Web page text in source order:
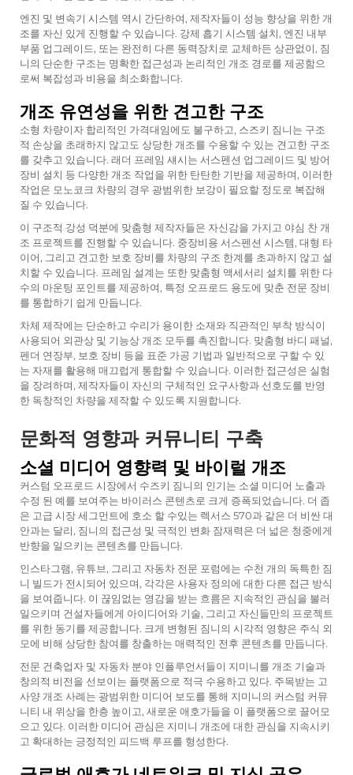
엔진 및 변속기 시스템 역시 간단하여, 제작자들이 성능 향상을 위한 개
조를 자신 있게 진행할 수 있습니다. 강제 흡기 시스템 설치, 엔진 내부
부품 업그레이드, 또는 완전히 다른 동력장치로 교체하든 상관없이, 짐
니의 단순한 구조는 명확한 접근성과 논리적인 개조 경로를 제공함으
로써 복잡성과 비용을 최소화합니다.
개조 유연성을 위한 견고한 구조
소형 차량이자 합리적인 가격대임에도 불구하고, 스즈키 짐니는 구조
적 손상을 초래하지 않고도 상당한 개조를 수용할 수 있는 견고한 구조
를 갖추고 있습니다. 래더 프레임 섀시는 서스펜션 업그레이드 및 방어
장비 설치 등 다양한 개조 작업을 위한 탄탄한 기반을 제공하며, 이러한
작업은 모노코크 차량의 경우 광범위한 보강이 필요할 정도로 복잡해
질 수 있습니다.
이 구조적 강성 덕분에 맞춤형 제작자들은 자신감을 가지고 야심 찬 개
조 프로젝트를 진행할 수 있습니다. 중장비용 서스펜션 시스템, 대형 타
이어, 그리고 견고한 보호 장비를 차량의 구조 한계를 초과하지 않고 설
치할 수 있습니다. 프레임 설계는 또한 맞춤형 액세서리 설치를 위한 다
수의 마운팅 포인트를 제공하여, 특정 오프로드 용도에 맞춘 전문 장비
를 통합하기 쉽게 만듭니다.
차체 제작에는 단순하고 수리가 용이한 소재와 직관적인 부착 방식이
사용되어 외관상 및 기능상 개조 모두를 촉진합니다. 맞춤형 바디 패널,
펜더 연장부, 보호 장비 등을 표준 가공 기법과 일반적으로 구할 수 있
는 자재를 활용해 매끄럽게 통합할 수 있습니다. 이러한 접근성은 실험
을 장려하며, 제작자들이 자신의 구체적인 요구사항과 선호도를 반영
한 독창적인 차량을 제작할 수 있도록 지원합니다.
문화적 영향과 커뮤니티 구축
소셜 미디어 영향력 및 바이럴 개조
커스텀 오프로드 시장에서 수즈키 짐니의 인기는 소셜 미디어 노출과
수정 된 예를 보여주는 바이러스 콘텐츠로 크게 증폭되었습니다. 더 좁
은 고급 시장 세그먼트에 호소 할 수있는 렉서스 570과 같은 더 비싼 대
안과는 달리, 짐니의 접근성 및 극적인 변화 잠재력은 더 넓은 청중에게
반향을 일으키는 콘텐츠를 만듭니다.
인스타그램, 유튜브, 그리고 자동차 전문 포럼에는 수천 개의 독특한 짐
니 빌드가 전시되어 있으며, 각각은 사용자 정의에 대한 다른 접근 방식
을 보여줍니다. 이 끊임없는 영감을 받는 흐름은 지속적인 관심을 불러
일으키며 건설자들에게 아이디어와 기술, 그리고 자신들만의 프로젝트
를 위한 동기를 제공합니다. 크게 변형된 짐니의 시각적 영향은 주식 외
모에 비해 상당한 참여를 창출하는 매력적인 전후 콘텐츠를 만듭니다.
전문 건축업자 및 자동차 분야 인플루언서들이 지미니를 개조 기술과
창의적 비전을 선보이는 플랫폼으로 적극 수용하고 있다. 주목받는 고
사양 개조 사례는 광범위한 미디어 보도를 통해 지미니의 커스텀 커뮤
니티 내 위상을 한층 높이고, 새로운 애호가들을 이 플랫폼으로 끌어모
으고 있다. 이러한 미디어 관심은 지미니 개조에 대한 관심을 지속시키
고 확대하는 긍정적인 피드백 루프를 형성한다.